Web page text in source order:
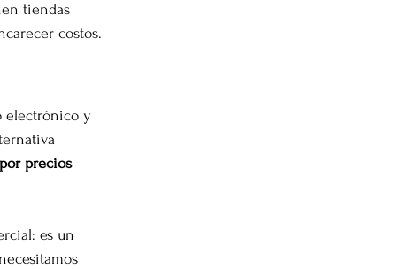
tiendas
costos.
electrónico y
precios
es un